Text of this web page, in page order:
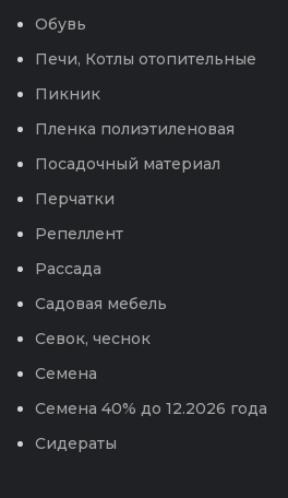
Обувь
Печи, Котлы отопительные
Пикник
Пленка полиэтиленовая
Посадочный материал
Перчатки
Репеллент
Рассада
Садовая мебель
Севок, чеснок
Семена
Семена 40% до 12.2026 года
Сидераты